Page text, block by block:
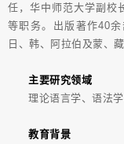
任，华中师范大学副校
等职务。出版著作40
日、韩、阿拉伯及蒙、
主要研究领域
理论语言学、语法
教育背景